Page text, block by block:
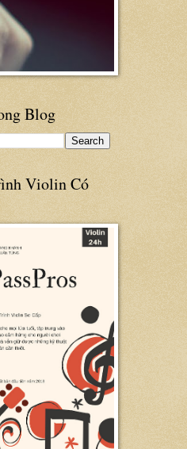
Blog
Violin Có